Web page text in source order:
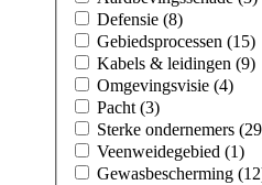
Defensie (8)
Gebiedsprocessen (15)
Kabels & leidingen (9)
Omgevingsvisie (4)
Pacht (3)
Sterke
Veenweidegebied (1)